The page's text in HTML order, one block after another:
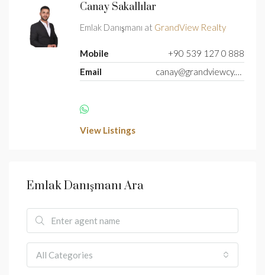
Canay Sakallılar
Emlak Danışmanı at GrandView Realty
Mobile
+90 539 127 0 888
Email
canay@grandviewcy.com
View Listings
Emlak Danışmanı Ara
All Categories